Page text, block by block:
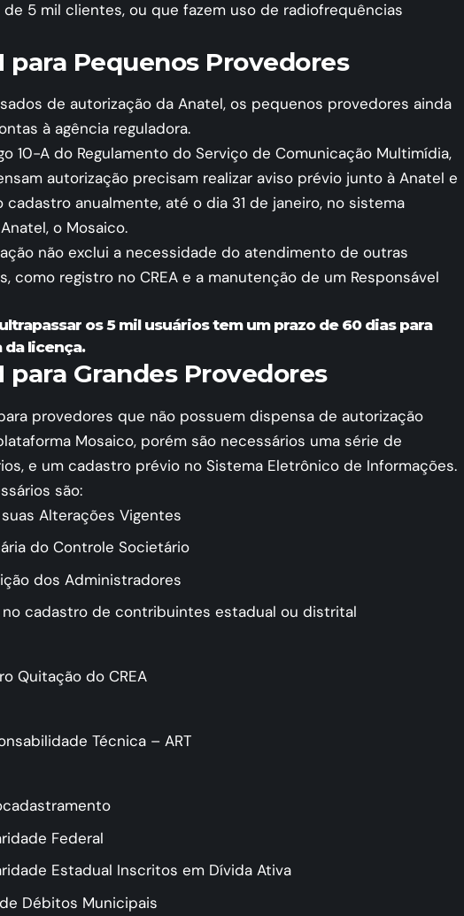
5 mil clientes, ou que fazem uso de radiofrequências
para Pequenos Provedores
de autorização da Anatel, os pequenos provedores ainda
à agência reguladora.
10-A do Regulamento do Serviço de Comunicação Multimídia,
autorização precisam realizar aviso prévio junto à Anatel e
cadastro anualmente, até o dia 31 de janeiro, no sistema
o Mosaico.
não exclui a necessidade do atendimento de outras
como registro no CREA e a manutenção de um Responsável
os 5 mil usuários tem um prazo de 60 dias para
da licença.
para Grandes Provedores
provedores que não possuem dispensa de autorização
Mosaico, porém são necessários uma série de
e um cadastro prévio no Sistema Eletrônico de Informações.
são:
Alterações Vigentes
do Controle Societário
dos Administradores
no cadastro de contribuintes estadual ou distrital
Quitação do CREA
Técnica – ART
Federal
Estadual Inscritos em Dívida Ativa
Débitos Municipais